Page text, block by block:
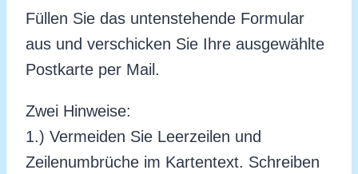
Füllen Sie das untenstehende Formular
aus und verschicken Sie Ihre ausgewählte
Postkarte per Mail.
Zwei Hinweise:
1.) Vermeiden Sie Leerzeilen und
Zeilenumbrüche im Kartentext. Schreiben